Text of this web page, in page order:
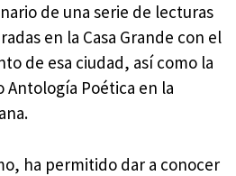
de una serie de lecturas
en la Casa Grande con el
de esa ciudad, así como la
Poética en la
ha permitido dar a conocer